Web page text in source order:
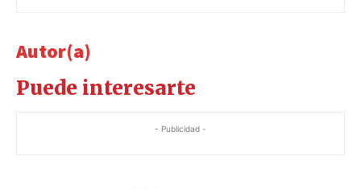
Autor(a)
Puede interesarte
- Publicidad -